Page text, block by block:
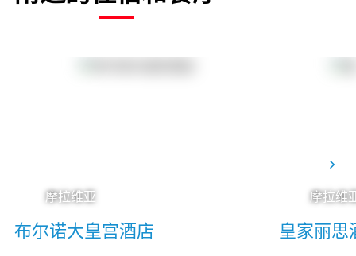
摩拉维亚
布尔诺大皇宫酒店
摩拉维
皇家丽思